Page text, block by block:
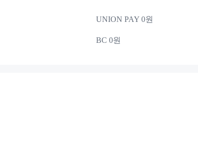
UNION PAY 0원
BC 0원